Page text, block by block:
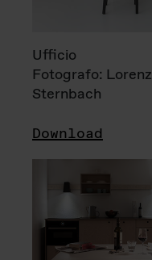
Ufficio
Fotografo: Lorenz
Sternbach
Download